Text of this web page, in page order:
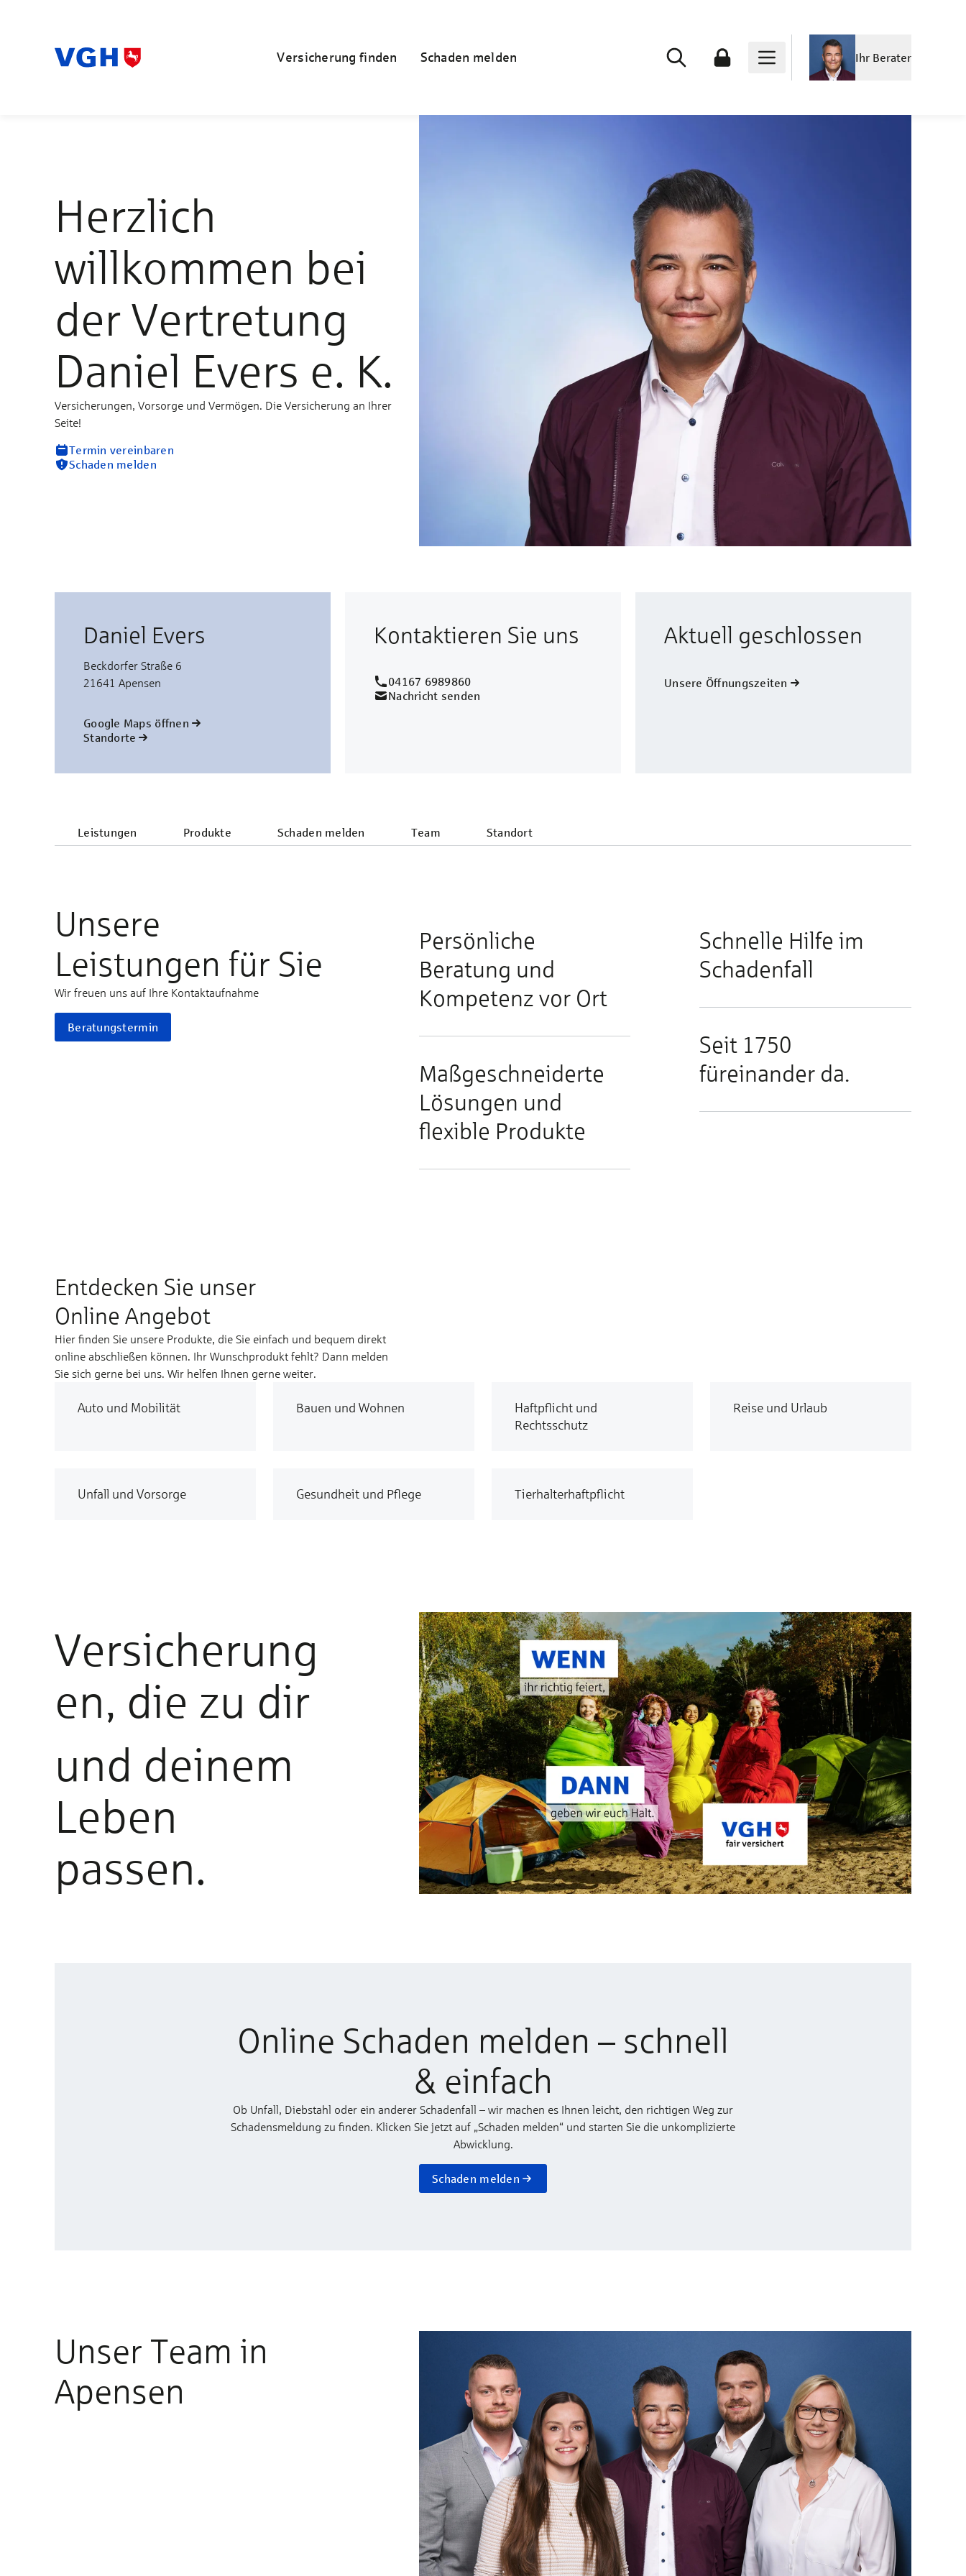
Versicherung finden Schaden melden Ihr Berater
Herzlich
willkommen bei
der Vertretung
Daniel Evers e. K.
Versicherungen, Vorsorge und Vermögen. Die Versicherung an Ihrer
Seite!
Termin vereinbaren
Schaden melden
Daniel Evers
Beckdorfer Straße 6
21641 Apensen
Google Maps öffnen
Standorte
Kontaktieren Sie uns
04167 6989860
Nachricht senden
Aktuell geschlossen
Unsere Öffnungszeiten
Leistungen Produkte Schaden melden Team Standort
Unsere
Leistungen für Sie
Wir freuen uns auf Ihre Kontaktaufnahme
Beratungstermin
Persönliche
Beratung und
Kompetenz vor Ort
Maßgeschneiderte
Lösungen und
flexible Produkte
Schnelle Hilfe im
Schadenfall
Seit 1750
füreinander da.
Entdecken Sie unser
Online Angebot
Hier finden Sie unsere Produkte, die Sie einfach und bequem direkt
online abschließen können. Ihr Wunschprodukt fehlt? Dann melden
Sie sich gerne bei uns. Wir helfen Ihnen gerne weiter.
Auto und Mobilität Bauen und Wohnen
Haftpflicht und
Rechtsschutz
Reise und Urlaub
Unfall und Vorsorge Gesundheit und Pflege Tierhalterhaftpflicht
Versicherung
en, die zu dir
und deinem
Leben
passen.
Online Schaden melden – schnell
& einfach
Ob Unfall, Diebstahl oder ein anderer Schadenfall – wir machen es Ihnen leicht, den richtigen Weg zur
Schadensmeldung zu finden. Klicken Sie jetzt auf „Schaden melden“ und starten Sie die unkomplizierte
Abwicklung.
Schaden melden
Unser Team in
Apensen